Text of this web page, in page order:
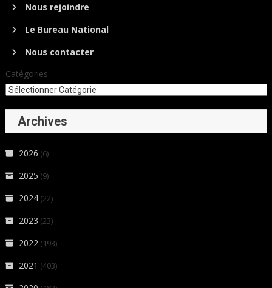
Nous rejoindre
Le Bureau National
Nous contacter
Catégories
Archives
2026 (6)
2025 (9)
2024 (22)
2023 (23)
2022 (193)
2021 (403)